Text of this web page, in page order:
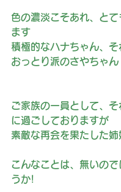
色の濃淡こそあれ、と
ます
積極的なハナちゃん、
おっとり派のさやちゃん
ご家族の一員として、
に過ごしておりますが
素敵な再会を果たした
こんなことは、無いので
うか!